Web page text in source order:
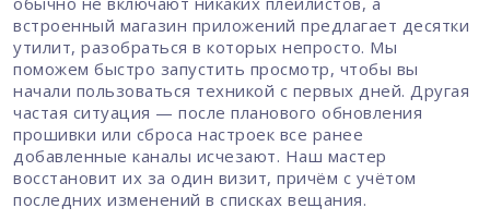
встроенный магазин приложений предлагает десятки
утилит, разобраться в которых непросто. Мы
поможем быстро запустить просмотр, чтобы вы
начали пользоваться техникой с первых дней. Другая
частая ситуация — после планового обновления
прошивки или сброса настроек все ранее
добавленные каналы исчезают. Наш мастер
восстановит их за один визит, причём с учётом
последних изменений в списках вещания.